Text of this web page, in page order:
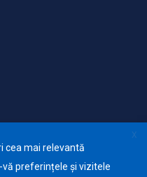
X
cea mai relevantă
preferințele și vizitele